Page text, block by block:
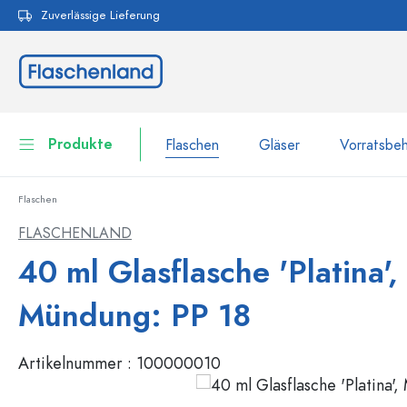
Zur Hauptnavigation springen
Zuverlässige Lieferung
Produkte Flaschen Gläser
Gläser
Flaschen nach Marke
100 ml Flaschen
Flaschen
FLASCHENLAND
40 ml Glasflasche 'Platina',
Mündung: PP 18
Artikelnummer : 100000010